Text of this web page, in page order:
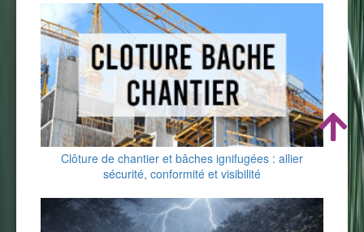
Clôture de chantier et bâches ignifugées : allier
sécurité, conformité et visibilité